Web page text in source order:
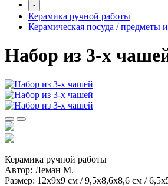
-
Керамика ручной работы
Керамическая посуда / предметы
Набор из 3-х
Керамика ручной работы
Автор: Леман М.
Размер: 12х9х9 см / 9,5х8,6х8,6 см /